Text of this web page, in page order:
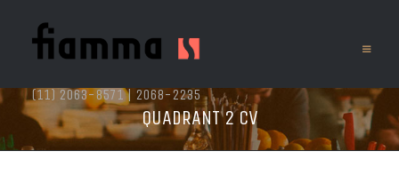
(11) 2063-8571 | 2068-2235
QUADRANT 2 CV